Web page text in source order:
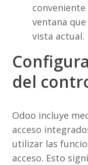
ventana
vista actual.
del
Odoo incluye
acceso
utilizar las
acceso. Esto